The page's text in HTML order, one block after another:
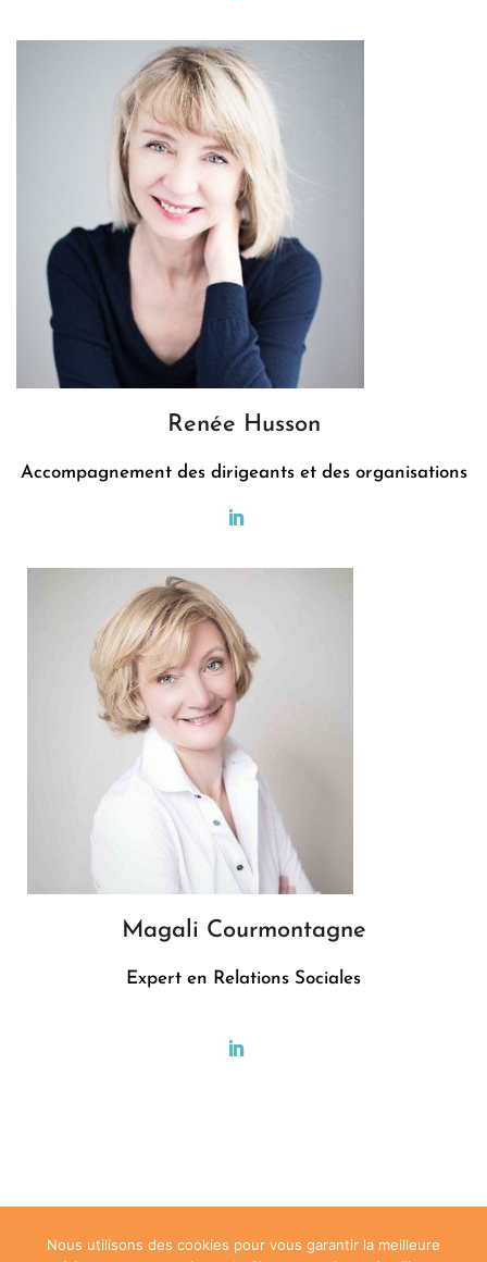
Renée Husson
Accompagnement des dirigeants et des organisations
Magali Courmontagne
Expert en Relations Sociales
Nous utilisons des cookies pour vous garantir la meilleure